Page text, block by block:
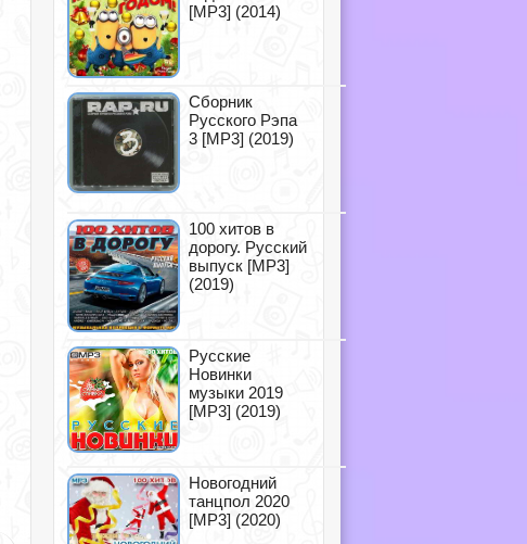
[MP3] (2014)
Сборник
Русского Рэпа
3 [MP3] (2019)
100 хитов в
дорогу. Русский
выпуск [MP3]
(2019)
Русские
Новинки
музыки 2019
[MP3] (2019)
Новогодний
танцпол 2020
[MP3] (2020)